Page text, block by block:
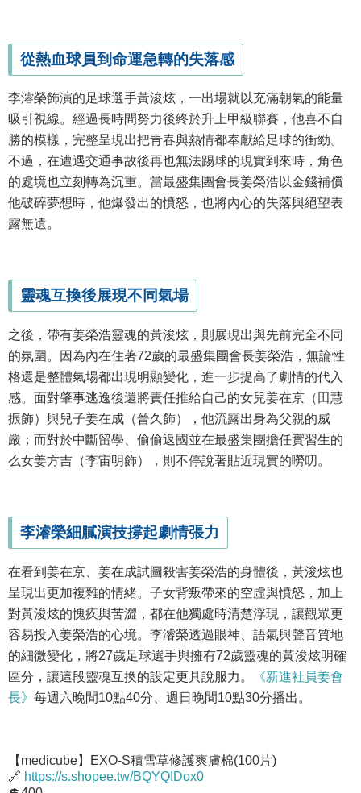
從熱血球員到命運急轉的失落感
李濬榮飾演的足球選手黃浚炫，一出場就以充滿朝氣的能量
吸引視線。經過長時間努力後終於升上甲級聯賽，他喜不自
勝的模樣，完整呈現出把青春與熱情都奉獻給足球的衝勁。
不過，在遭遇交通事故後再也無法踢球的現實到來時，角色
的處境也立刻轉為沉重。當最盛集團會長姜榮浩以金錢補償
他破碎夢想時，他爆發出的憤怒，也將內心的失落與絕望表
露無遺。
靈魂互換後展現不同氣場
之後，帶有姜榮浩靈魂的黃浚炫，則展現出與先前完全不同
的氛圍。因為內在住著72歲的最盛集團會長姜榮浩，無論性
格還是整體氣場都出現明顯變化，進一步提高了劇情的代入
感。面對肇事逃逸後還將責任推給自己的女兒姜在京（田慧
振飾）與兒子姜在成（晉久飾），他流露出身為父親的威
嚴；而對於中斷留學、偷偷返國並在最盛集團擔任實習生的
么女姜方吉（李宙明飾），則不停說著貼近現實的嘮叨。
李濬榮細膩演技撐起劇情張力
在看到姜在京、姜在成試圖殺害姜榮浩的身體後，黃浚炫也
呈現出更加複雜的情緒。子女背叛帶來的空虛與憤怒，加上
對黃浚炫的愧疚與苦澀，都在他獨處時清楚浮現，讓觀眾更
容易投入姜榮浩的心境。李濬榮透過眼神、語氣與聲音質地
的細微變化，將27歲足球選手與擁有72歲靈魂的黃浚炫明確
區分，讓這段靈魂互換的設定更具說服力。
《新進社員姜會
長》 每週六晚間10點40分、週日晚間10點30分播出。
【medicube】EXO-S積雪草修護爽膚棉(100片)
🔗 https://s.shopee.tw/BQYQIDox0